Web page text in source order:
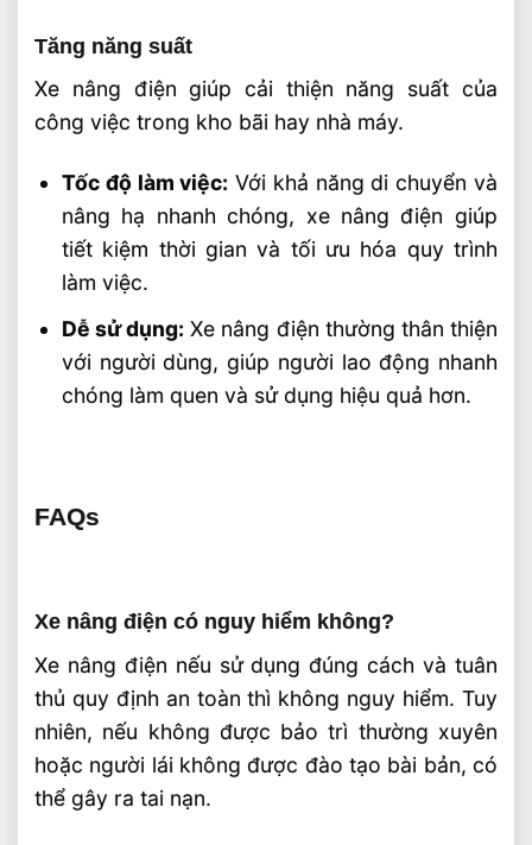
Tăng năng suất
Xe nâng điện giúp cải thiện năng suất của
công việc trong kho bãi hay nhà máy.
Tốc độ làm việc: Với khả năng di chuyển và
nâng hạ nhanh chóng, xe nâng điện giúp
tiết kiệm thời gian và tối ưu hóa quy trình
làm việc.
Dễ sử dụng: Xe nâng điện thường thân thiện
với người dùng, giúp người lao động nhanh
chóng làm quen và sử dụng hiệu quả hơn.
FAQs
Xe nâng điện có nguy hiểm không?
Xe nâng điện nếu sử dụng đúng cách và tuân
thủ quy định an toàn thì không nguy hiểm. Tuy
nhiên, nếu không được bảo trì thường xuyên
hoặc người lái không được đào tạo bài bản, có
thể gây ra tai nạn.